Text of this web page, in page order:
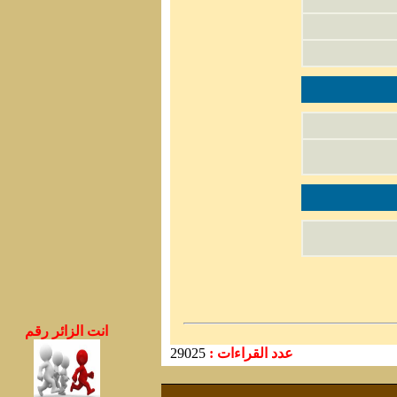
عدد القراءات : 29025
انت الزائر رقم